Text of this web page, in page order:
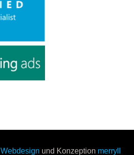
Webdesign und Konzeption merryll